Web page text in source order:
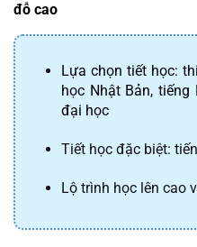
đỗ cao
Lựa chọn tiết học:
học Nhật Bản,
đại học
Tiết học đặc biệt:
Lộ trình học lên cao